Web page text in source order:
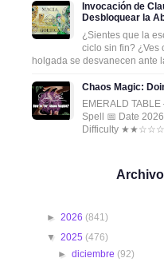
Invocación de
Desbloquear la
¿Sientes que la
ciclo sin fin? ¿Ves
holgada se desvanecen ante la
Chaos Magic:
EMERALD
Spell 📅 Date
Difficulty ★★☆☆☆
► 2026 (841)
▼ 2025 (476)
►diciembre (92)